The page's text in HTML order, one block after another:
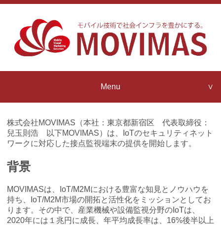
Menu
Contact us
Strengths
MOVIMAS
IoT Partner Program
株式会社MOVIMAS（本社：東京都新宿区 代表取締役：
兒玉則浩 以下MOVIMAS）は、IoTのセキュリティネット
ワークに対応した接点監視端末の提供を開始します。
背景
MOVIMASは、IoT/M2Mにおける豊富な知見とノウハウを
持ち、IoT/M2M市場の開拓と活性化をミッションとしてお
ります。その中で、産業機械や設備監視分野のIoTは、
2020年には１兆円に成長、年平均成長率は、16%後半以上